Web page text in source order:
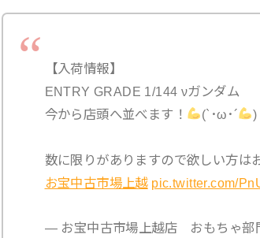
【入荷情報】
ENTRY GRADE 1/144 νガンダム
今から店頭へ並べます！
(`･ω･´ )
数に限りがありますので欲しい方は
お宝中古市場上越 pic.twitter.com/
— お宝中古市場上越店 おもちゃ部